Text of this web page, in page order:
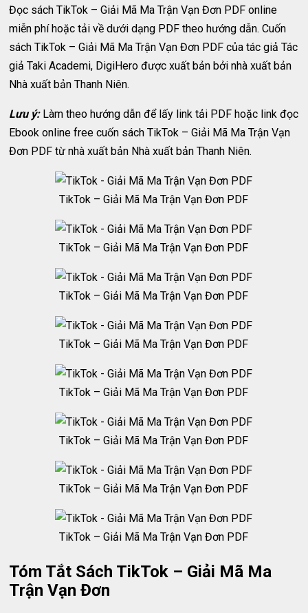
Đọc sách TikTok – Giải Mã Ma Trận Vạn Đơn PDF online
miễn phí hoặc tải về dưới dạng PDF theo hướng dẫn. Cuốn
sách TikTok – Giải Mã Ma Trận Vạn Đơn PDF của tác giả Tác
giả Taki Academi, DigiHero được xuất bản bởi nhà xuất bản
Nhà xuất bản Thanh Niên.
Lưu ý:Làm theo hướng dẫn để lấy link tải PDF hoặc link đọc
Ebook online free cuốn sách TikTok – Giải Mã Ma Trận Vạn
Đơn PDF từ nhà xuất bản Nhà xuất bản Thanh Niên.
TikTok – Giải Mã Ma Trận Vạn Đơn PDF
TikTok – Giải Mã Ma Trận Vạn Đơn PDF
TikTok – Giải Mã Ma Trận Vạn Đơn PDF
TikTok – Giải Mã Ma Trận Vạn Đơn PDF
TikTok – Giải Mã Ma Trận Vạn Đơn PDF
TikTok – Giải Mã Ma Trận Vạn Đơn PDF
TikTok – Giải Mã Ma Trận Vạn Đơn PDF
TikTok – Giải Mã Ma Trận Vạn Đơn PDF
Tóm Tắt Sách TikTok – Giải Mã Ma
Trận Vạn Đơn